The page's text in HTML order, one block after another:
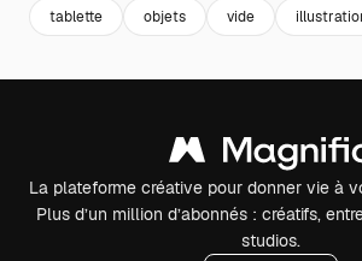
tablette objets vide
La plateforme créative pour donner vie à
Plus d’un million d’abonnés : créatifs,
studios.